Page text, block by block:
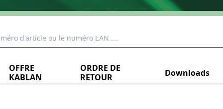
OFFRE
KABLAN
ORDRE DE
RETOUR
Downloads